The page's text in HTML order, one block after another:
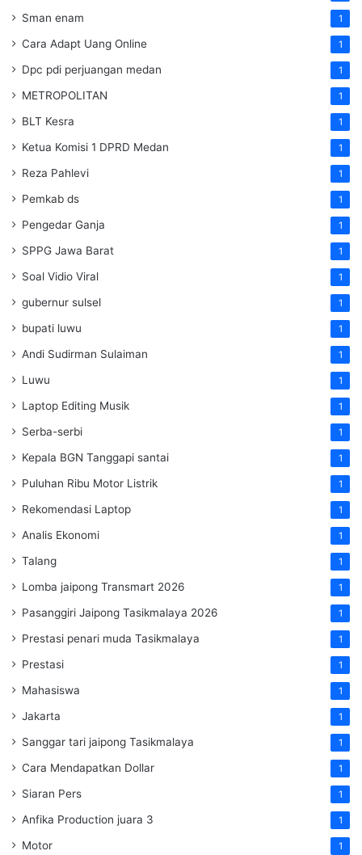
Sman enam 1
Cara Adapt Uang Online 1
Dpc pdi perjuangan medan 1
METROPOLITAN 1
BLT Kesra 1
Ketua Komisi 1 DPRD Medan 1
Reza Pahlevi 1
Pemkab ds 1
Pengedar Ganja 1
SPPG Jawa Barat 1
Soal Vidio Viral 1
gubernur sulsel 1
bupati luwu 1
Andi Sudirman Sulaiman 1
Luwu 1
Laptop Editing Musik 1
Serba-serbi 1
Kepala BGN Tanggapi santai 1
Puluhan Ribu Motor Listrik 1
Rekomendasi Laptop 1
Analis Ekonomi 1
Talang 1
Lomba jaipong Transmart 2026 1
Pasanggiri Jaipong Tasikmalaya 2026 1
Prestasi penari muda Tasikmalaya 1
Prestasi 1
Mahasiswa 1
Jakarta 1
Sanggar tari jaipong Tasikmalaya 1
Cara Mendapatkan Dollar 1
Siaran Pers 1
Anfika Production juara 3 1
Motor 1